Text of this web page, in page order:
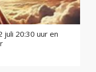
juli 20:30 uur en